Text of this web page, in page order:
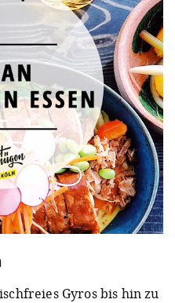
Gyros bis hin zu